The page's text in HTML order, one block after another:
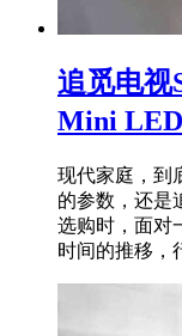
追觅电视
Mini
现代家庭，到
的参数，还是
选购时，面对
时间的推移，